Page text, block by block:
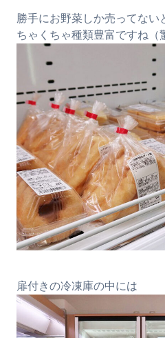
勝手にお野菜しか売ってない
ちゃくちゃ種類豊富ですね（
扉付きの冷凍庫の中には